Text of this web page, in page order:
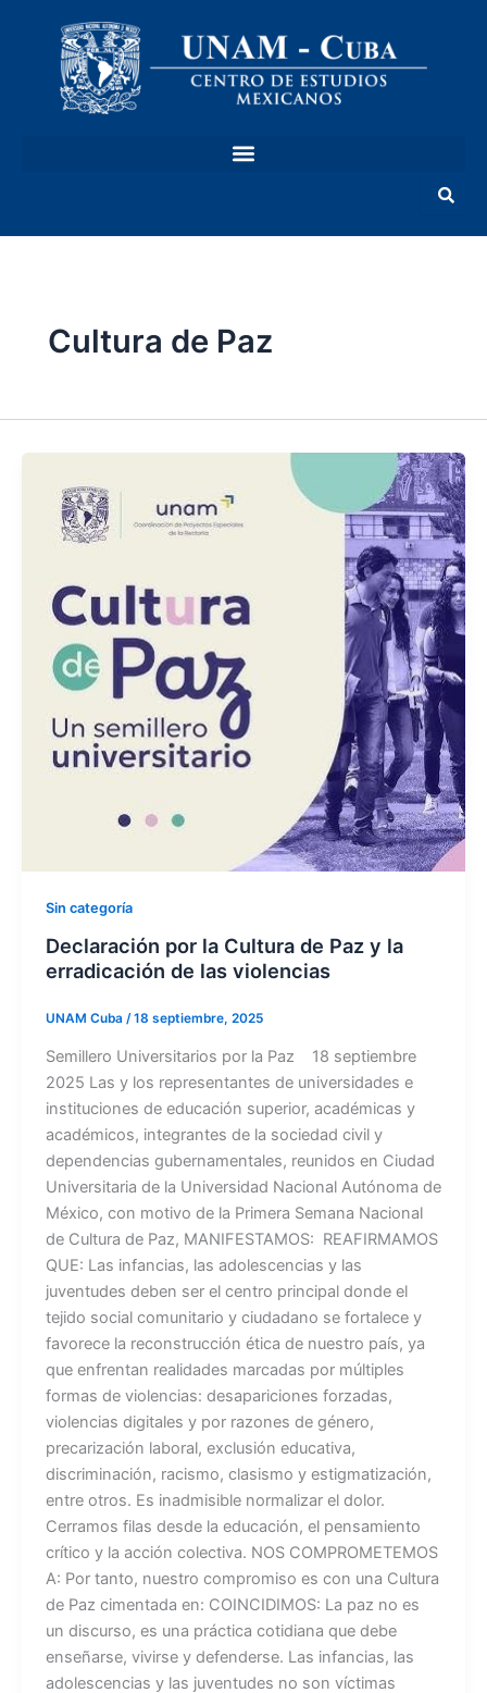
contenido
Cultura de Paz
Sin categoría
Declaración por la Cultura de Paz y la
erradicación de las violencias
UNAM Cuba /18 septiembre, 2025
Semillero Universitarios por la Paz 18 septiembre
2025 Las y los representantes de universidades e
instituciones de educación superior, académicas y
académicos, integrantes de la sociedad civil y
dependencias gubernamentales, reunidos en Ciudad
Universitaria de la Universidad Nacional Autónoma de
México, con motivo de la Primera Semana Nacional
de Cultura de Paz, MANIFESTAMOS: REAFIRMAMOS
QUE: Las infancias, las adolescencias y las
juventudes deben ser el centro principal donde el
tejido social comunitario y ciudadano se fortalece y
favorece la reconstrucción ética de nuestro país, ya
que enfrentan realidades marcadas por múltiples
formas de violencias: desapariciones forzadas,
violencias digitales y por razones de género,
precarización laboral, exclusión educativa,
discriminación, racismo, clasismo y estigmatización,
entre otros. Es inadmisible normalizar el dolor.
Cerramos filas desde la educación, el pensamiento
crítico y la acción colectiva. NOS COMPROMETEMOS
A: Por tanto, nuestro compromiso es con una Cultura
de Paz cimentada en: COINCIDIMOS: La paz no es
un discurso, es una práctica cotidiana que debe
enseñarse, vivirse y defenderse. Las infancias, las
adolescencias y las juventudes no son víctimas